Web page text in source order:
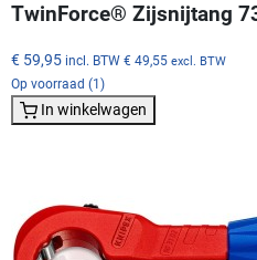
TwinForce® Zijsnijtang
€ 59,95 incl. BTW € 49,55 excl. BTW
Op voorraad (1)
In winkelwagen